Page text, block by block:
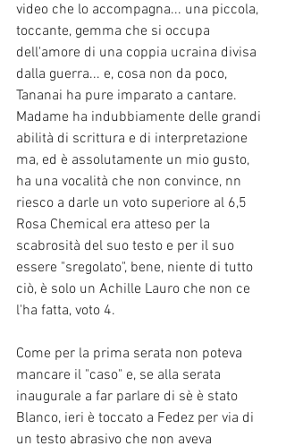
video che lo accompagna... una piccola,
toccante, gemma che si occupa
dell'amore di una coppia ucraina divisa
dalla guerra... e, cosa non da poco,
Tananai ha pure imparato a cantare.
Madame ha indubbiamente delle grandi
abilità di scrittura e di interpretazione
ma, ed è assolutamente un mio gusto,
ha una vocalità che non convince, nn
riesco a darle un voto superiore al 6,5
Rosa Chemical era atteso per la
scabrosità del suo testo e per il suo
essere "sregolato", bene, niente di tutto
ciò, è solo un Achille Lauro che non ce
l'ha fatta, voto 4.
Come per la prima serata non poteva
mancare il "caso" e, se alla serata
inaugurale a far parlare di sè è stato
Blanco, ieri è toccato a Fedez per via di
un testo abrasivo che non aveva